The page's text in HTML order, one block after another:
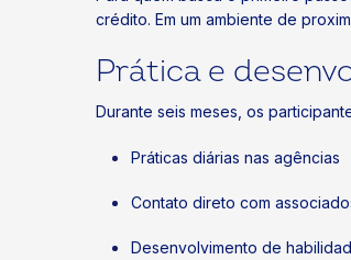
crédito. Em um ambiente de
Prática e
Durante seis meses, os
Práticas diárias nas agências
Contato direto com
Desenvolvimento de